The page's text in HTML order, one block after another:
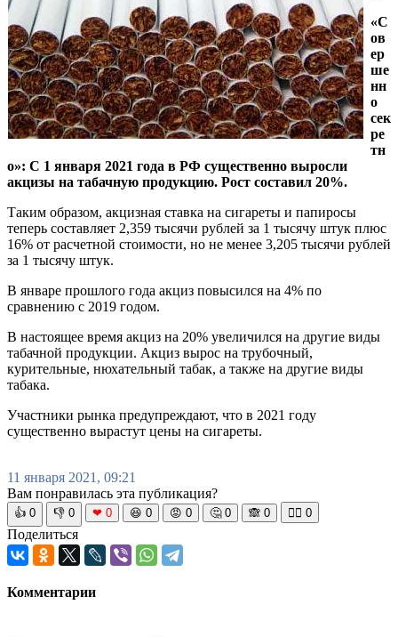
«С
ов
ер
ше
нн
о
сек
ре
тн
о»: С 1 января 2021 года в РФ существенно выросли
акцизы на табачную продукцию. Рост составил 20%.
Таким образом, акцизная ставка на сигареты и папиросы
теперь составляет 2,359 тысячи рублей за 1 тысячу штук плюс
16% от расчетной стоимости, но не менее 3,205 тысячи рублей
за 1 тысячу штук.
В январе прошлого года акциз повысился на 4% по
сравнению с 2019 годом.
В настоящее время акциз на 20% увеличился на другие виды
табачной продукции. Акциз вырос на трубочный,
курительные, нюхательный табак, а также на другие виды
табака.
Участники рынка предупреждают, что в 2021 году
существенно вырастут цены на сигареты.
11 января 2021, 09:21
Вам понравилась эта публикация?
👍 0 👎 0 ❤ 0 😆 0 😡 0 🤔 0 🙈 0 🧘‍♀️ 0
Поделиться
Комментарии